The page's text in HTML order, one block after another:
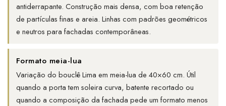
antiderrapante. Construção mais densa, com boa retenção
de partículas finas e areia. Linhas com padrões geométricos
e neutros para fachadas contemporâneas.
Formato meia-lua
Variação do bouclê Lima em meia-lua de 40×60 cm. Útil
quando a porta tem soleira curva, batente recortado ou
quando a composição da fachada pede um formato menos